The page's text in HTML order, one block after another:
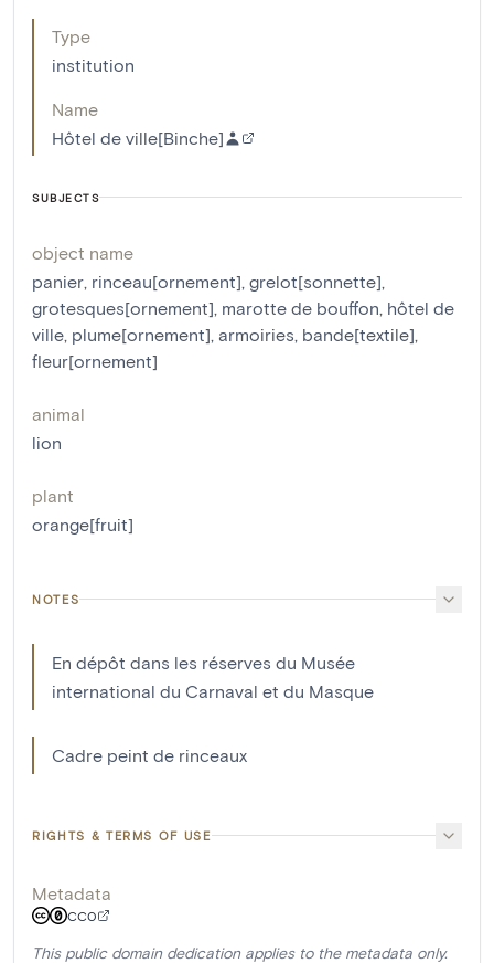
Type
institution
Name
Hôtel de ville[Binche]
SUBJECTS
object name
panier rinceau[ornement] grelot[sonnette]
grotesques[ornement] marotte de bouffon hôtel de
ville plume[ornement] armoiries bande[textile]
fleur[ornement]
animal
lion
plant
orange[fruit]
NOTES
En dépôt dans les réserves du Musée
international du Carnaval et du Masque
Cadre peint de rinceaux
RIGHTS & TERMS OF USE
Metadata
CC0
This public domain dedication applies to the metadata only.